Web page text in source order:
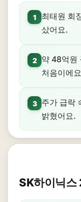
1
최태원 회
샀어요.
2
약 48억원
처음이에
3
주가 급락
밝혔어요.
SK하이닉